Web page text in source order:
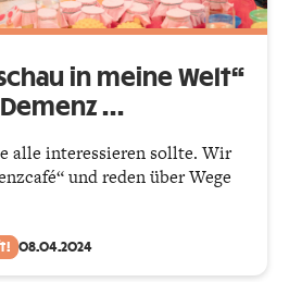
in meine Welt“
…
alle interessieren sollte. Wir
und reden über Wege
08.04.2024